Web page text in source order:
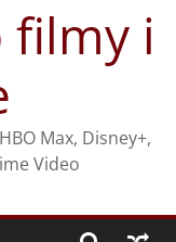
filmy i
Max, Disney+,
Video